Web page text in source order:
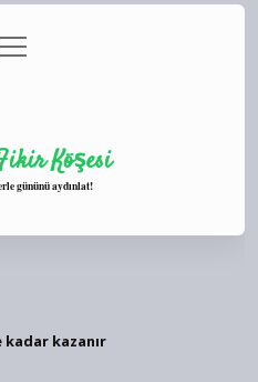
menüyü
aç
Köşesi
gününü aydınlat!
kazanır